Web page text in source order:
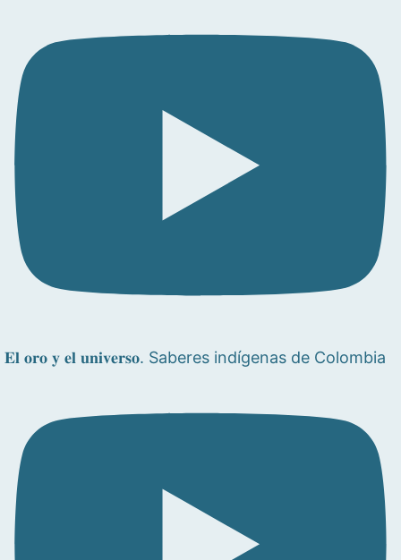
𝐄𝐥 𝐨𝐫𝐨 𝐲 𝐞𝐥 𝐮𝐧𝐢𝐯𝐞𝐫𝐬𝐨. Saberes indígenas de Colombia